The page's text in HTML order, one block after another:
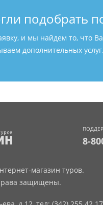
подобрать
и мы найдем то, что
дополнительных
8-
магазин туров.
защищены.